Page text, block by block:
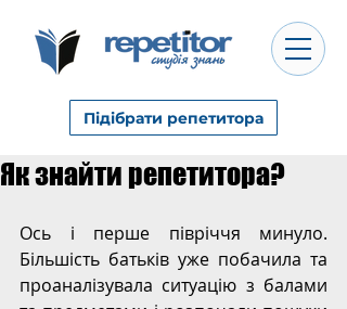
Підібрати репетитора
Як знайти репетитора?
Ось і перше півріччя минуло.
Більшість батьків уже побачила та
проаналізувала ситуацію з балами